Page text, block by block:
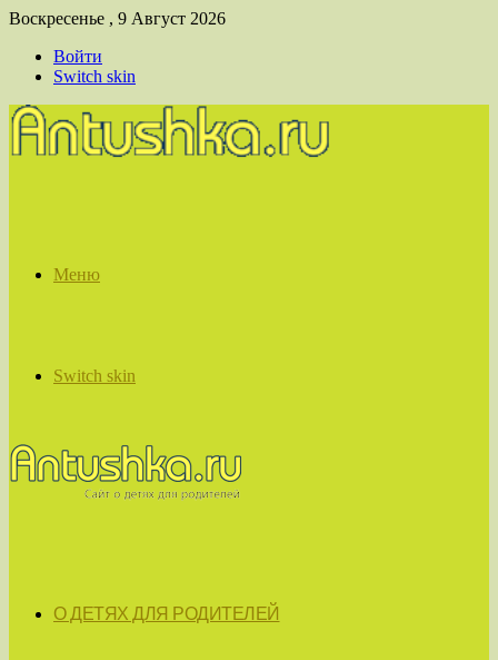
Воскресенье , 9 Август 2026
Войти
Switch skin
Меню
Switch skin
О ДЕТЯХ ДЛЯ РОДИТЕЛЕЙ